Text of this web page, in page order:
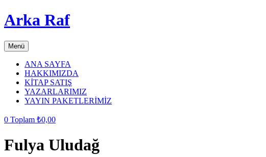
Arka Raf
Menü
ANA SAYFA
HAKKIMIZDA
KİTAP SATIŞ
YAZARLARIMIZ
YAYIN PAKETLERİMİZ
0 Toplam ₺0,00
Fulya Uludağ